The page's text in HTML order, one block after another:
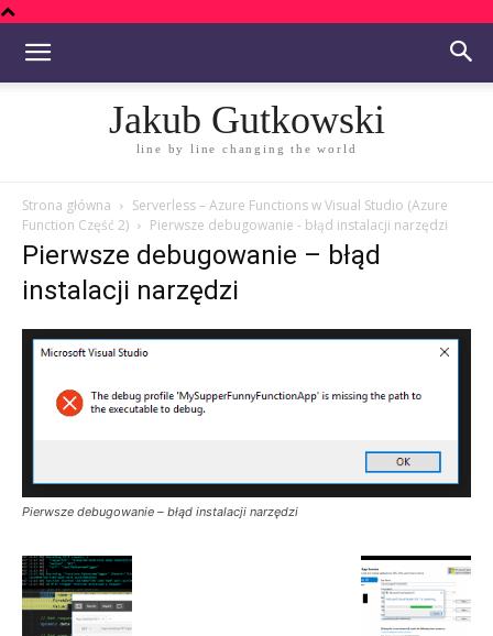
Jakub Gutkowski
line by line changing the world
Strona główna
Serverless – Azure Functions w Visual Studio (Azure
Function Część 2)
Pierwsze debugowanie - błąd instalacji narzędzi
Pierwsze debugowanie – błąd
instalacji narzędzi
Pierwsze debugowanie – błąd instalacji narzędzi